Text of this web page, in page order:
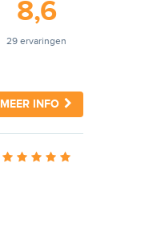
8,6
29 ervaringen
MEER INFO